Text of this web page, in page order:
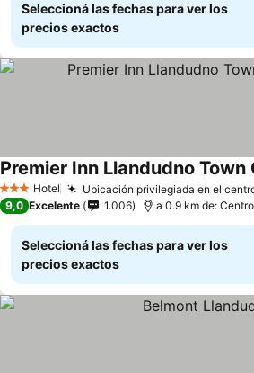
Seleccioná las fechas para ver los
precios exactos
3 Estrellas
Hotel Ubicación privilegiada en el
Premier Inn Llandudno
9,0 Excelente 1.006
Seleccioná las fechas para ver los
precios exactos